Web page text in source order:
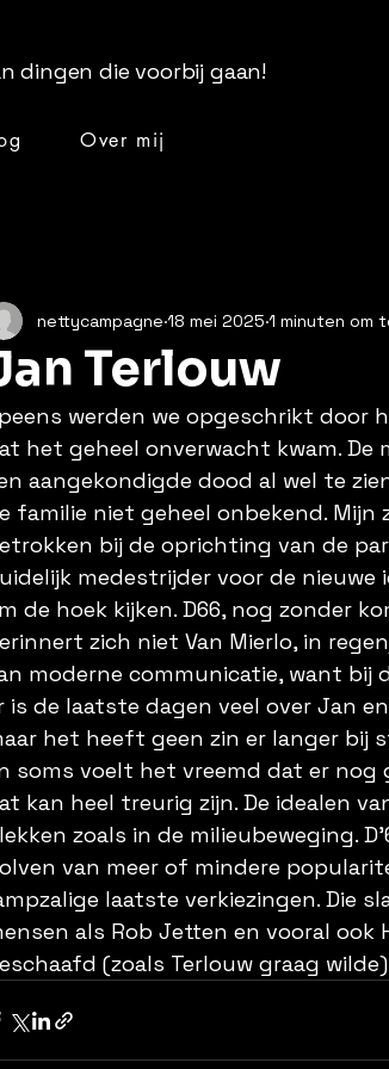
dingen die voorbij gaan!
[ + ]Over mij
Terlouw
nettycampagne 18 mei 2025 1 minuten om
werden we opgeschrikt door
het geheel onverwacht kwam. De
aangekondigde dood al wel te
familie niet geheel onbekend. Mijn
bij de oprichting van de
medestrijder voor de
de hoek kijken. D66, nog zonder
zich niet Van Mierlo, in
moderne communicatie, want bij
is de laatste dagen veel over Jan
het heeft geen zin er langer bij
soms voelt het vreemd dat er nog
kan heel treurig zijn. De idealen
zoals in de milieubeweging.
van meer of mindere
laatste verkiezingen. Die
als Rob Jetten en vooral ook
(zoals Terlouw graag